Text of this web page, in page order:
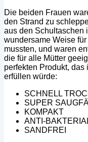
Die beiden Frauen
den Strand zu
aus den Schultaschen
wundersame Weise
mussten, und waren
die für alle Mütter
perfekten Produkt,
erfüllen würde:
SCHNELL
SUPER
KOMPAKT
ANTI-
SANDFREI